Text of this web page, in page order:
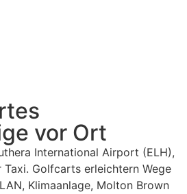
vor Ort
International Airport (ELH),
Golfcarts erleichtern Wege
Klimaanlage, Molton Brown